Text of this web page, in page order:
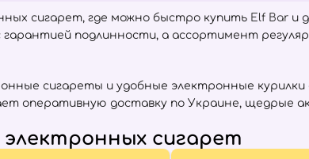
сигарет, где можно быстро купить Elf Bar и
подлинности, а ассортимент
сигареты и удобные электронные
оперативную доставку по Украине, щедрые
сигарет